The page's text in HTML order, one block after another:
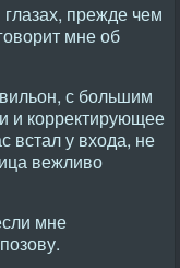
прежде чем
мне об
с большим
и корректирующее
встал у входа, не
вежливо
мне